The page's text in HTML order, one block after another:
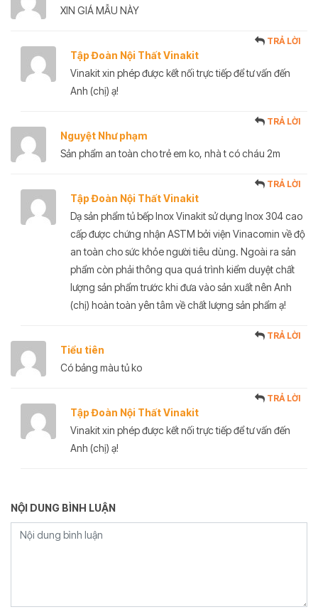
XIN GIÁ MẪU NÀY
Tập Đoàn Nội Thất Vinakit
TRẢ LỜI
Vinakit xin phép được kết nối trực tiếp để tư vấn đến
Anh (chị) ạ!
Nguyệt Như phạm
TRẢ LỜI
Sản phẩm an toàn cho trẻ em ko, nhà t có cháu 2m
Tập Đoàn Nội Thất Vinakit
TRẢ LỜI
Dạ sản phẩm tủ bếp Inox Vinakit sử dụng Inox 304 cao
cấp được chứng nhận ASTM bởi viện Vinacomin về độ
an toàn cho sức khỏe người tiêu dùng. Ngoài ra sản
phẩm còn phải thông qua quá trình kiểm duyệt chất
lượng sản phẩm trước khi đưa vào sản xuất nên Anh
(chị) hoàn toàn yên tâm về chất lượng sản phẩm ạ!
Tiểu tiên
TRẢ LỜI
Có bảng màu tủ ko
Tập Đoàn Nội Thất Vinakit
TRẢ LỜI
Vinakit xin phép được kết nối trực tiếp để tư vấn đến
Anh (chị) ạ!
NỘI DUNG BÌNH LUẬN